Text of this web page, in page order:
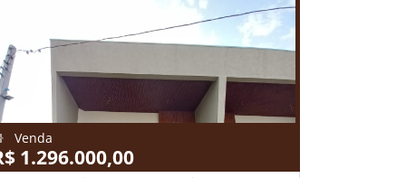
Venda
1.296.000,00